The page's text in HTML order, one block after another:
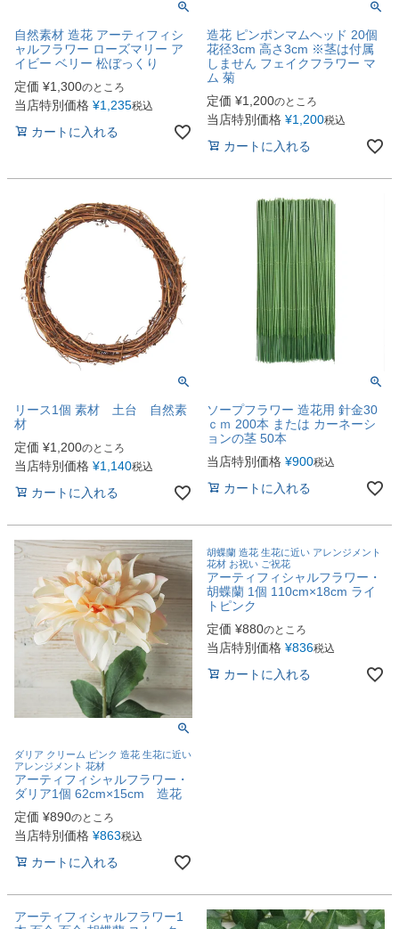
自然素材 造花 アーティフィシ
ャルフラワー ローズマリー ア
イビー ベリー 松ぼっくり
定価 ¥1,300のところ
当店特別価格 ¥1,235税込
カートに入れる
造花 ピンポンマムヘッド 20個
花径3cm 高さ3cm ※茎は付属
しません フェイクフラワー マ
ム 菊
定価 ¥1,200のところ
当店特別価格 ¥1,200税込
カートに入れる
リース1個 素材 土台 自然素
材
定価 ¥1,200のところ
当店特別価格 ¥1,140税込
カートに入れる
ソープフラワー 造花用 針金30
ｃｍ 200本 または カーネーシ
ョンの茎 50本
当店特別価格 ¥900税込
カートに入れる
ダリア クリーム ピンク 造花 生花に近い
アレンジメント 花材
アーティフィシャルフラワー・
ダリア1個 62cm×15cm 造花
定価 ¥890のところ
当店特別価格 ¥863税込
カートに入れる
胡蝶蘭 造花 生花に近い アレンジメント
花材 お祝い ご祝花
アーティフィシャルフラワー・
胡蝶蘭 1個 110cm×18cm ライ
トピンク
定価 ¥880のところ
当店特別価格 ¥836税込
カートに入れる
アーティフィシャルフラワー1